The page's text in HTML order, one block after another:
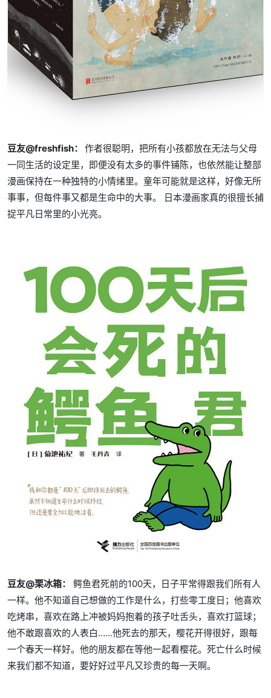
豆友@freshfish： 作者很聪明，把所有小孩都放在无法与父母
一同生活的设定里，即便没有太多的事件铺陈，也依然能让整部
漫画保持在一种独特的小情绪里。童年可能就是这样，好像无所
事事，但每件事又都是生命中的大事。 日本漫画家真的很擅长捕
捉平凡日常里的小光亮。
豆友@栗冰箱：
鳄鱼君死前的100天，日子平常得跟我们所有人
一样。他不知道自己想做的工作是什么，打些零工度日；他喜欢
吃烤串，喜欢在路上冲被妈妈抱着的孩子吐舌头，喜欢打篮球；
他不敢跟喜欢的人表白……他死去的那天，樱花开得很好，跟每
一个春天一样好。他的朋友都在等他一起看樱花。死亡什么时候
来我们都不知道，要好好过平凡又珍贵的每一天啊。